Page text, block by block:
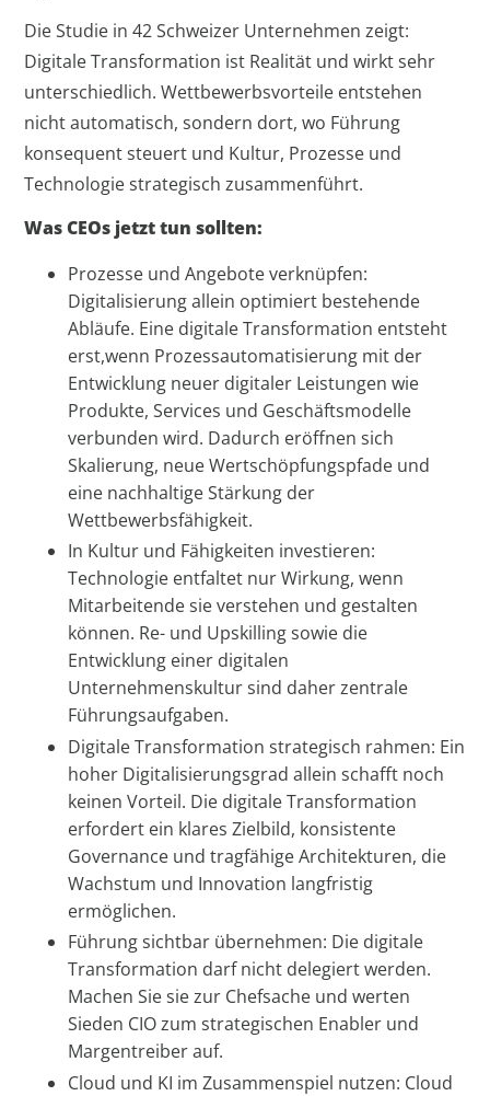
Die Studie in 42 Schweizer Unternehmen zeigt:
Digitale Transformation ist Realität und wirkt sehr
unterschiedlich. Wettbewerbsvorteile entstehen
nicht automatisch, sondern dort, wo Führung
konsequent steuert und Kultur, Prozesse und
Technologie strategisch zusammenführt.
Was CEOs jetzt tun sollten:
Prozesse und Angebote verknüpfen:
Digitalisierung allein optimiert bestehende
Abläufe. Eine digitale Transformation entsteht
erst,wenn Prozessautomatisierung mit der
Entwicklung neuer digitaler Leistungen wie
Produkte, Services und Geschäftsmodelle
verbunden wird. Dadurch eröffnen sich
Skalierung, neue Wertschöpfungspfade und
eine nachhaltige Stärkung der
Wettbewerbsfähigkeit.
In Kultur und Fähigkeiten investieren:
Technologie entfaltet nur Wirkung, wenn
Mitarbeitende sie verstehen und gestalten
können. Re- und Upskilling sowie die
Entwicklung einer digitalen
Unternehmenskultur sind daher zentrale
Führungsaufgaben.
Digitale Transformation strategisch rahmen: Ein
hoher Digitalisierungsgrad allein schafft noch
keinen Vorteil. Die digitale Transformation
erfordert ein klares Zielbild, konsistente
Governance und tragfähige Architekturen, die
Wachstum und Innovation langfristig
ermöglichen.
Führung sichtbar übernehmen: Die digitale
Transformation darf nicht delegiert werden.
Machen Sie sie zur Chefsache und werten
Sieden CIO zum strategischen Enabler und
Margentreiber auf.
Cloud und KI im Zusammenspiel nutzen: Cloud